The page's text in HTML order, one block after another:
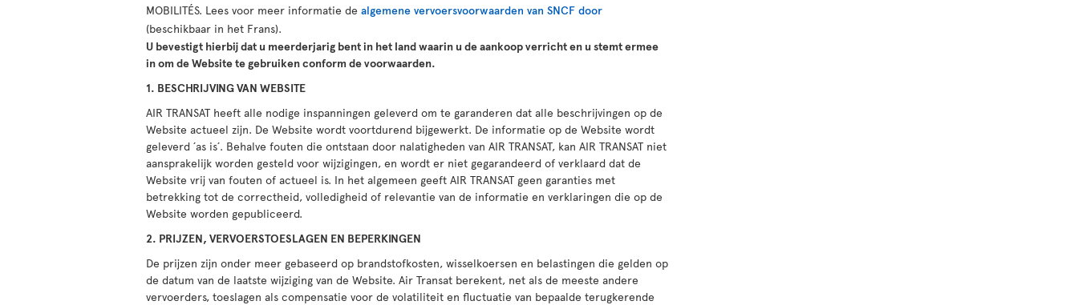
MOBILITÉS. Lees voor meer informatie de algemene vervoersvoorwaarden van SNCF door
(beschikbaar in het Frans).
U bevestigt hierbij dat u meerderjarig bent in het land waarin u de aankoop verricht en u stemt ermee
in om de Website te gebruiken conform de voorwaarden.
1. BESCHRIJVING VAN WEBSITE
AIR TRANSAT heeft alle nodige inspanningen geleverd om te garanderen dat alle beschrijvingen op de
Website actueel zijn. De Website wordt voortdurend bijgewerkt. De informatie op de Website wordt
geleverd ´as is´. Behalve fouten die ontstaan door nalatigheden van AIR TRANSAT, kan AIR TRANSAT niet
aansprakelijk worden gesteld voor wijzigingen, en wordt er niet gegarandeerd of verklaard dat de
Website vrij van fouten of actueel is. In het algemeen geeft AIR TRANSAT geen garanties met
betrekking tot de correctheid, volledigheid of relevantie van de informatie en verklaringen die op de
Website worden gepubliceerd.
2. PRIJZEN, VERVOERSTOESLAGEN EN BEPERKINGEN
De prijzen zijn onder meer gebaseerd op brandstofkosten, wisselkoersen en belastingen die gelden op
de datum van de laatste wijziging van de Website. Air Transat berekent, net als de meeste andere
vervoerders, toeslagen als compensatie voor de volatiliteit en fluctuatie van bepaalde terugkerende